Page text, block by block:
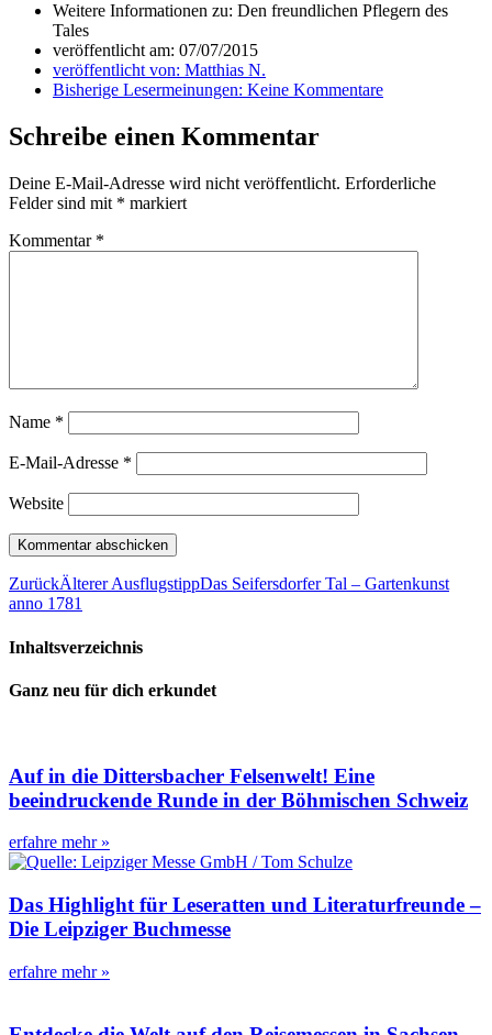
Weitere Informationen zu: Den freundlichen Pflegern des
Tales
veröffentlicht am: 07/07/2015
veröffentlicht von: Matthias N.
Bisherige Lesermeinungen: Keine Kommentare
Schreibe einen Kommentar
Deine E-Mail-Adresse wird nicht veröffentlicht. Erforderliche
Felder sind mit * markiert
Kommentar *
Name *
E-Mail-Adresse *
Website
ZurückÄlterer AusflugstippDas Seifersdorfer Tal – Gartenkunst
anno 1781
Inhaltsverzeichnis
Ganz neu für dich erkundet
Auf in die Dittersbacher Felsenwelt! Eine
beeindruckende Runde in der Böhmischen Schweiz
erfahre mehr »
Das Highlight für Leseratten und Literaturfreunde –
Die Leipziger Buchmesse
erfahre mehr »